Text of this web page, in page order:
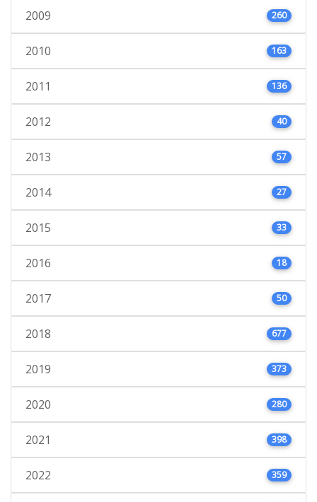
2009 260
2010 163
2011 136
2012 40
2013 57
2014 27
2015 33
2016 18
2017 50
2018 677
2019 373
2020 280
2021 398
2022 359